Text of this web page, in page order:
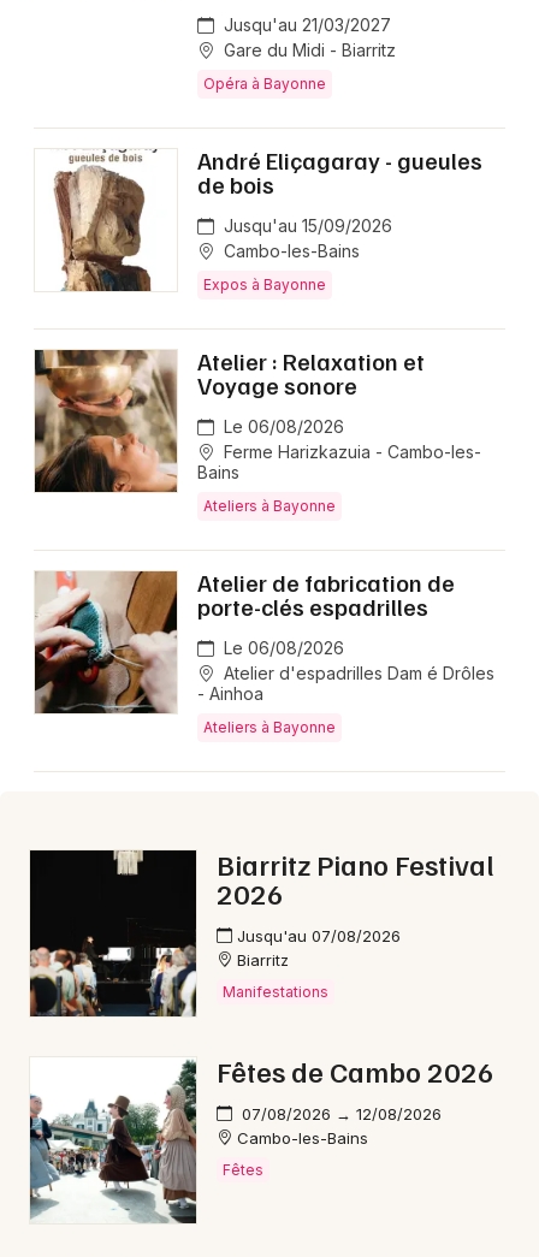
Jusqu'au 21/03/2027
Gare du Midi - Biarritz
Opéra à Bayonne
André Eliçagaray - gueules
de bois
Jusqu'au 15/09/2026
Cambo-les-Bains
Expos à Bayonne
Atelier : Relaxation et
Voyage sonore
Le 06/08/2026
Ferme Harizkazuia - Cambo-les-
Bains
Ateliers à Bayonne
Atelier de fabrication de
porte-clés espadrilles
Le 06/08/2026
Atelier d'espadrilles Dam é Drôles
- Ainhoa
Ateliers à Bayonne
Biarritz Piano Festival
2026
Jusqu'au 07/08/2026
Biarritz
Manifestations
Fêtes de Cambo 2026
07/08/2026 → 12/08/2026
Cambo-les-Bains
Fêtes